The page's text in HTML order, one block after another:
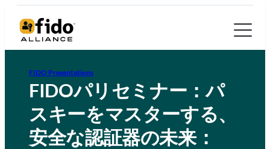
FIDO Presentations
FIDOパリセミナー：パ
スキーをマスターする、
安全な認証器の未来：